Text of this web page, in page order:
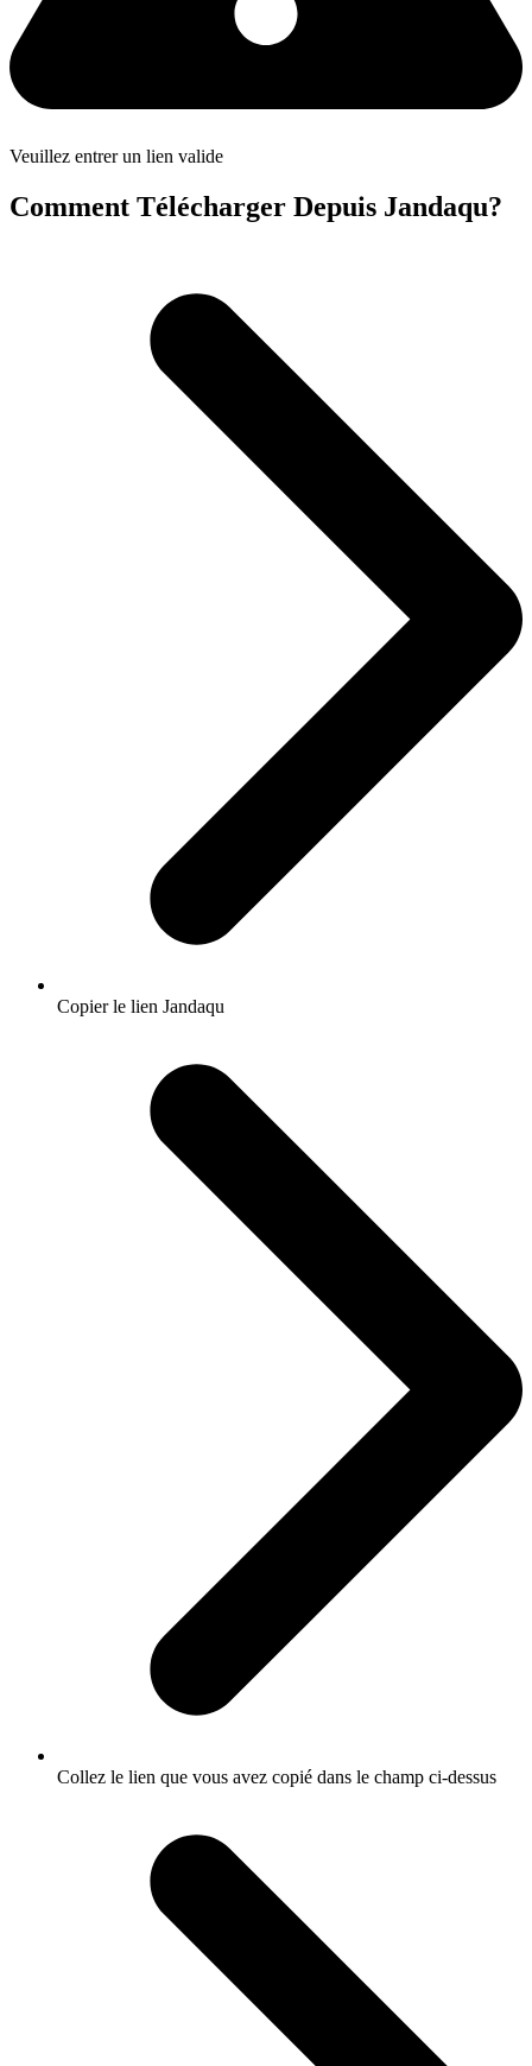
Veuillez entrer un lien valide
Comment Télécharger Depuis Jandaqu?
Copier le lien Jandaqu
Collez le lien que vous avez copié dans le champ ci-dessus